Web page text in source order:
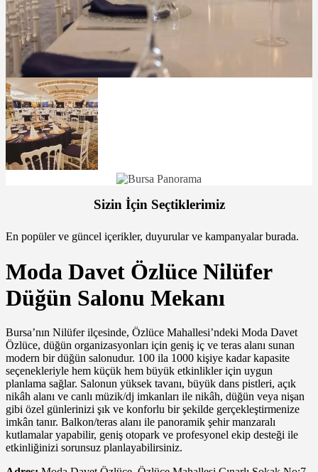
Sizin İçin Seçtiklerimiz
En popüler ve güncel içerikler, duyurular ve kampanyalar burada.
Moda Davet Özlüce Nilüfer
Düğün Salonu Mekanı
Bursa’nın Nilüfer ilçesinde, Özlüce Mahallesi’ndeki Moda Davet
Özlüce, düğün organizasyonları için geniş iç ve teras alanı sunan
modern bir düğün salonudur. 100 ila 1000 kişiye kadar kapasite
seçenekleriyle hem küçük hem büyük etkinlikler için uygun
planlama sağlar. Salonun yüksek tavanı, büyük dans pistleri, açık
nikâh alanı ve canlı müzik/dj imkanları ile nikâh, düğün veya nişan
gibi özel günlerinizi şık ve konforlu bir şekilde gerçekleştirmenize
imkân tanır. Balkon/teras alanı ile panoramik şehir manzaralı
kutlamalar yapabilir, geniş otopark ve profesyonel ekip desteği ile
etkinliğinizi sorunsuz planlayabilirsiniz.